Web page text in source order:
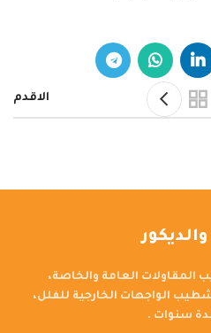
الاقدم
العامة والخاصة،
الواجهات الخارجية للفلل،
سنوات .